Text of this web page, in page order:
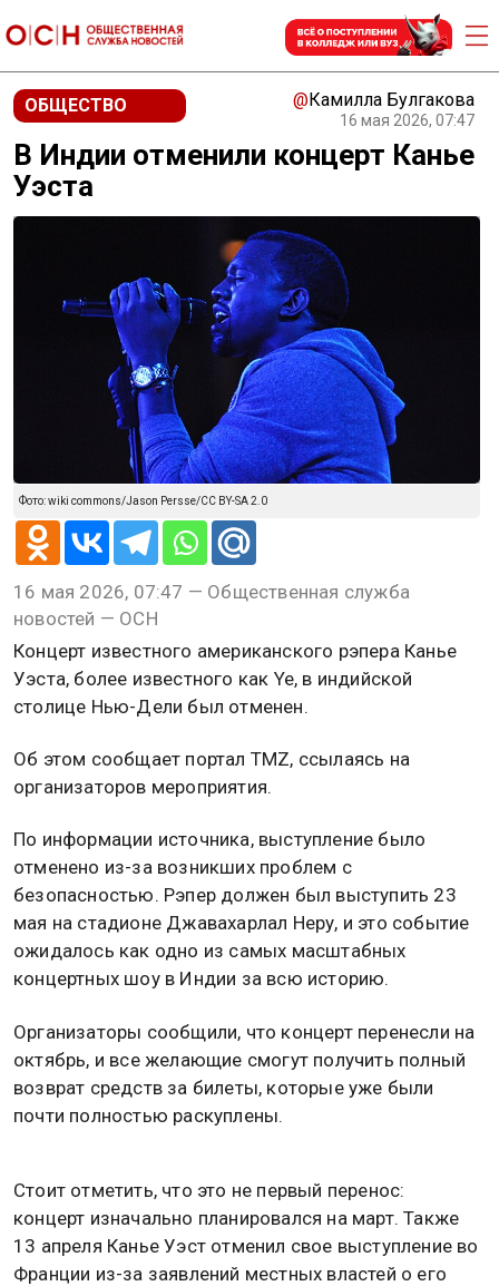
ОБЩЕСТВО @Камилла Булгакова
16 мая 2026, 07:47
В Индии отменили концерт Канье
Уэста
Фото: wiki commons/Jason Persse/CC BY-SA 2.0
16 мая 2026, 07:47 — Общественная служба
новостей — ОСН
Концерт известного американского рэпера Канье
Уэста, более известного как Ye, в индийской
столице Нью-Дели был отменен.
Об этом сообщает портал TMZ, ссылаясь на
организаторов мероприятия.
По информации источника, выступление было
отменено из-за возникших проблем с
безопасностью. Рэпер должен был выступить 23
мая на стадионе Джавахарлал Неру, и это событие
ожидалось как одно из самых масштабных
концертных шоу в Индии за всю историю.
Организаторы сообщили, что концерт перенесли на
октябрь, и все желающие смогут получить полный
возврат средств за билеты, которые уже были
почти полностью раскуплены.
Стоит отметить, что это не первый перенос:
концерт изначально планировался на март. Также
13 апреля Канье Уэст отменил свое выступление во
Франции из-за заявлений местных властей о его